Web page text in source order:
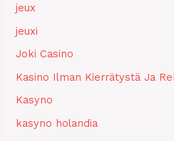
jeux
jeuxi
Joki Casino
Kasino Ilman Kierrätystä Ja
Kasyno
kasyno holandia